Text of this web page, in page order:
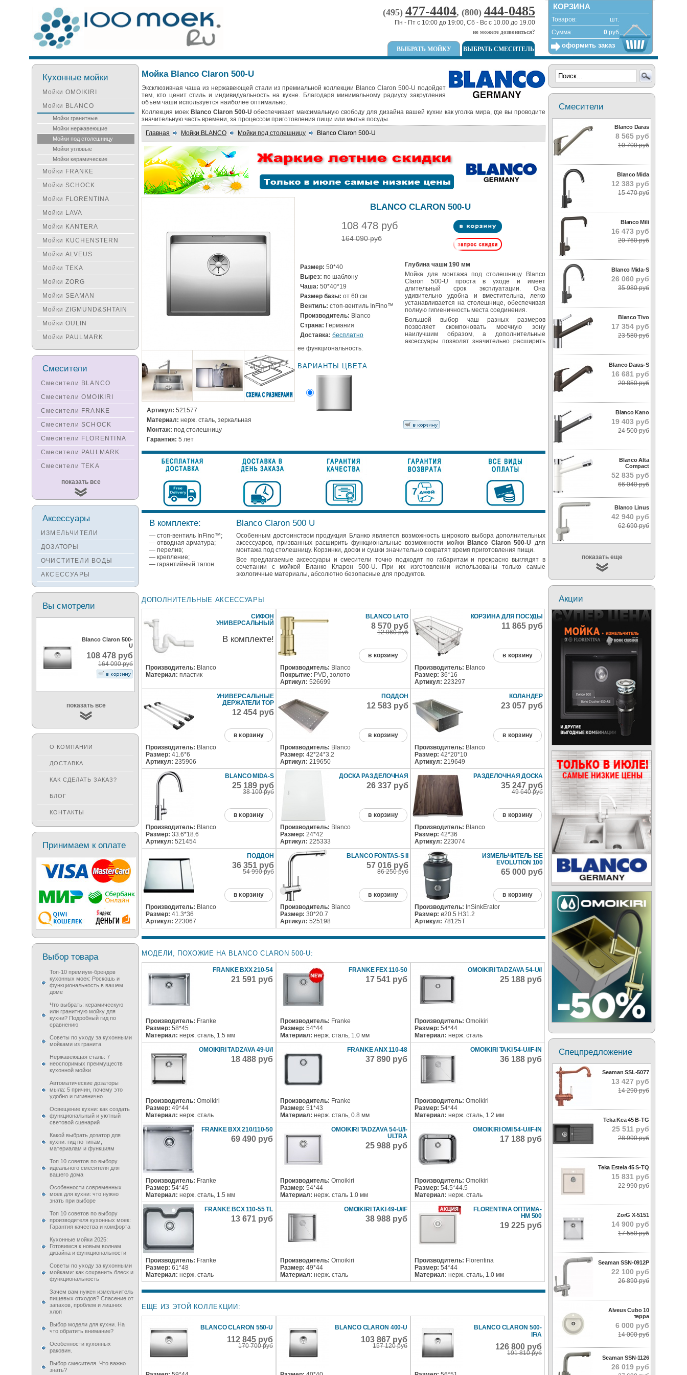
Мойка Blanco Claron 500-U
Эксклюзивная чаша из нержавеющей стали из премиальной коллекции Blanco Claron 500-U подойдет
тем, кто ценит стиль и индивидуальность на кухне. Благодаря минимальному радиусу закругления
объем чаши используется наиболее оптимально.
Коллекция моек Blanco Claron 500-U обеспечивает максимальную свободу для дизайна вашей кухни как уголка мира, где вы проводите
значительную часть времени, за процессом приготовления пищи или мытья посуды.
Главная
Мойки BLANCO Мойки под столешницу Blanco Claron 500-U
BLANCO CLARON 500-U
108 478 руб
164 090 руб
Размер: 50*40
Вырез: по шаблону
Чаша: 50*40*19
Размер базы: от 60 см
Вентиль: стоп-вентиль InFino™
Производитель: Blanco
Страна: Германия
Доставка: бесплатно
Глубина чаши 190 мм
Мойка для монтажа под столешницу Blanco
Claron 500-U проста в уходе и имеет
длительный срок эксплуатации. Она
удивительно удобна и вместительна, легко
устанавливается на столешнице, обеспечивая
полную гигиеничность места соединения.
Большой выбор чаш разных размеров
позволяет скомпоновать моечную зону
наилучшим образом, а дополнительные
аксессуары позволят значительно расширить
ее функциональность.
ВАРИАНТЫ ЦВЕТА
Артикул: 521577
Материал: нерж. сталь, зеркальная
Монтаж: под столешницу
Гарантия: 5 лет
В комплекте:
— стоп-вентиль InFino™;
— отводная арматура;
— перелив;
— крепление;
— гарантийный талон.
Blanco Claron 500 U
Особенным достоинством продукция Бланко является возможность широкого выбора дополнительных
аксессуаров, призванных расширить функциональные возможности мойки
Blanco Claron 500-U для
монтажа под столешницу. Корзинки, доски и сушки значительно сократят время приготовления пищи.
Все предлагаемые аксессуары и смесители точно подходят по габаритам и прекрасно выглядят в
сочетании с мойкой Бланко Кларон 500-U. При их изготовлении использованы только самые
экологичные материалы, абсолютно безопасные для продуктов.
ДОПОЛНИТЕЛЬНЫЕ АКСЕССУАРЫ
СИФОН
УНИВЕРСАЛЬНЫЙ
В комплекте!
Производитель: Blanco
Материал: пластик
BLANCO LATO
8 570 руб
12 960 руб
в корзину
Производитель: Blanco
Покрытие: PVD, золото
Артикул: 526699
КОРЗИНА ДЛЯ ПОСУДЫ
11 865 руб
в корзину
Производитель: Blanco
Размер: 36*16
Артикул: 223297
УНИВЕРСАЛЬНЫЕ
ДЕРЖАТЕЛИ TOP
12 454 руб
в корзину
Производитель: Blanco
Размер: 41.6*6
Артикул: 235906
ПОДДОН
12 583 руб
в корзину
Производитель: Blanco
Размер: 42*24*3.2
Артикул: 219650
КОЛАНДЕР
23 057 руб
в корзину
Производитель: Blanco
Размер: 42*20*10
Артикул: 219649
BLANCO MIDA-S
25 189 руб
38 100 руб
в корзину
Производитель: Blanco
Размер: 33.6*18.6
Артикул: 521454
ДОСКА РАЗДЕЛОЧНАЯ
26 337 руб
в корзину
Производитель: Blanco
Размер: 24*42
Артикул: 225333
РАЗДЕЛОЧНАЯ ДОСКА
35 247 руб
49 640 руб
в корзину
Производитель: Blanco
Размер: 42*36
Артикул: 223074
ПОДДОН
36 351 руб
54 990 руб
в корзину
Производитель: Blanco
Размер: 41.3*36
Артикул: 223067
BLANCO FONTAS-S II
57 016 руб
86 250 руб
в корзину
Производитель: Blanco
Размер: 30*20.7
Артикул: 525198
ИЗМЕЛЬЧИТЕЛЬ ISE
EVOLUTION 100
65 000 руб
в корзину
Производитель: InSinkErator
Размер: ø20.5 H31.2
Артикул: 78125T
МОДЕЛИ, ПОХОЖИЕ НА BLANCO CLARON 500-U:
FRANKE BXX 210-54
21 591 руб
Производитель: Franke
Размер: 58*45
Материал: нерж. сталь, 1.5 мм
FRANKE FEX 110-50
17 541 руб
Производитель: Franke
Размер: 54*44
Материал:нерж. сталь, 1.0 мм
OMOIKIRI TADZAVA 54-U/I
25 188 руб
Производитель: Omoikiri
Размер: 54*44
Материал:нерж. сталь
OMOIKIRI TADZAVA 49-U/I
18 488 руб
Производитель: Omoikiri
Размер: 49*44
Материал: нерж. сталь
FRANKE ANX 110-48
37 890 руб
Производитель: Franke
Размер: 51*43
Материал:нерж. сталь, 0.8 мм
OMOIKIRI TAKI 54-U/IF-IN
36 188 руб
Производитель: Omoikiri
Размер: 54*44
Материал:нерж. сталь, 1.2 мм
FRANKE BXX 210/110-50
69 490 руб
Производитель: Franke
Размер: 54*45
Материал: нерж. сталь, 1.5 мм
OMOIKIRI TADZAVA 54-U/I-
ULTRA
25 988 руб
Производитель: Omoikiri
Размер: 54*44
Материал:нерж. сталь 1.0 мм
OMOIKIRI OMI 54-U/IF-IN
17 188 руб
Производитель: Omoikiri
Размер: 54.5*44.5
Материал:нерж. сталь
FRANKE BCX 110-55 TL
13 671 руб
Производитель: Franke
Размер: 61*48
Материал: нерж. сталь
OMOIKIRI TAKI 49-U/IF
38 988 руб
Производитель: Omoikiri
Размер: 49*44
Материал:нерж. сталь
FLORENTINA ОПТИМА-
HM 500
19 225 руб
Производитель: Florentina
Размер: 54*44
Материал:нерж. сталь, 1.0 мм
ЕЩЕ ИЗ ЭТОЙ КОЛЛЕКЦИИ:
BLANCO CLARON 550-U
112 845 руб
170 700 руб
BLANCO CLARON 400-U
103 867 руб
157 120 руб
BLANCO CLARON 500-
IF/A
126 800 руб
191 810 руб
Кухонные мойки
Мойки OMOIKIRI
Мойки BLANCO
Мойки гранитные
Мойки нержавеющие
Мойки под столешницу
Мойки угловые
Мойки керамические
Мойки FRANKE
Мойки SCHOCK
Мойки FLORENTINA
Мойки LAVA
Мойки KANTERA
Мойки KUCHENSTERN
Мойки ALVEUS
Мойки TEKA
Мойки ZORG
Мойки SEAMAN
Мойки ZIGMUND&SHTAIN
Мойки OULIN
Мойки PAULMARK
Смесители
Смесители BLANCO
Смесители OMOIKIRI
Смесители FRANKE
Смесители SCHOCK
Смесители FLORENTINA
Смесители PAULMARK
Смесители TEKA
Смесители
KUCHENSTERN
Смесители ZORG
Смесители KANTERA
Смесители SEAMAN
Смесители
Zigmund&Shtain
Смесители OULIN
Смесители под бронзу
показать все
Аксессуары
ИЗМЕЛЬЧИТЕЛИ
ДОЗАТОРЫ
ОЧИСТИТЕЛИ ВОДЫ
АКСЕССУАРЫ
Вы смотрели
Blanco Claron 500-
U
108 478 руб
164 090 руб
показать все
О КОМПАНИИ
ДОСТАВКА
КАК СДЕЛАТЬ ЗАКАЗ?
БЛОГ
КОНТАКТЫ
Принимаем к оплате
Выбор товара
Топ-10 премиум-брендов
кухонных моек: Роскошь и
функциональность в вашем
доме
Что выбрать: керамическую
или гранитную мойку для
кухни? Подробный гид по
сравнению
Советы по уходу за кухонными
мойками из гранита
Нержавеющая сталь: 7
неоспоримых преимуществ
кухонной мойки
Автоматические дозаторы
мыла: 5 причин, почему это
удобно и гигиенично
Освещение кухни: как создать
функциональный и уютный
световой сценарий
Какой выбрать дозатор для
кухни: гид по типам,
материалам и функциям
Топ 10 советов по выбору
идеального смесителя для
вашего дома
Особенности современных
моек для кухни: что нужно
знать при выборе
Топ 10 советов по выбору
производителя кухонных моек:
Гарантия качества и комфорта
Кухонные мойки 2025:
Готовимся к новым волнам
дизайна и функциональности
Советы по уходу за кухонными
мойками: как сохранить блеск и
функциональность
Зачем вам нужен измельчитель
пищевых отходов? Спасение от
запахов, проблем и лишних
хлоп
Выбор модели для кухни. На
что обратить внимание?
Особенности кухонных
раковин.
Выбор смесителя. Что важно
знать?
Смесители
Blanco Daras
8 565 руб
10 700 руб
Blanco Mida
12 383 руб
15 470 руб
Blanco Mili
16 473 руб
20 760 руб
Blanco Mida-S
26 060 руб
35 980 руб
Blanco Tivo
17 354 руб
23 580 руб
Blanco Daras-S
16 681 руб
20 850 руб
Blanco Kano
19 403 руб
24 500 руб
Blanco Alta
Compact
52 835 руб
66 040 руб
Blanco Linus
42 940 руб
62 690 руб
показать еще
Акции
Спецпредложение
Seaman SSL-5077
13 427 руб
14 290 руб
Teka Kea 45 B-TG
25 511 руб
28 990 руб
Teka Estela 45 S-TQ
15 831 руб
22 990 руб
ZorG X-5151
14 900 руб
17 550 руб
Seaman SSN-0912P
22 100 руб
26 890 руб
Alveus Cubo 10
терра
6 000 руб
14 000 руб
Seaman SSN-1126
26 019 руб
(495) 477-4404, (800) 444-0485
Пн - Пт с 10:00 до 19:00, Сб - Вс с 10.00 до 19.00
не можете дозвониться?
КОРЗИНА
Товаров:
шт.
Сумма:
0руб
оформить заказ
ВЫБРАТЬ СМЕСИТЕЛЬ
ВЫБРАТЬ МОЙКУ